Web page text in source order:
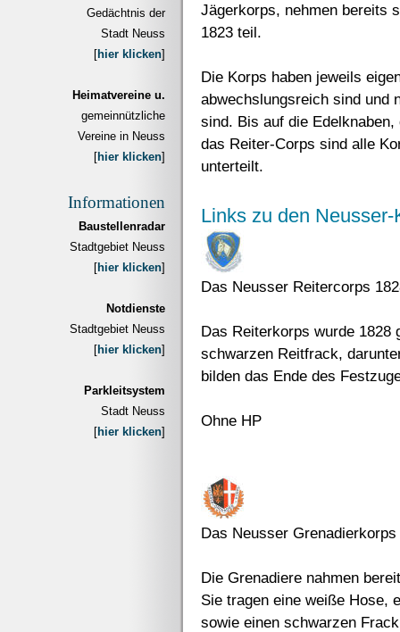
Gedächtnis der
Stadt Neuss
[hier klicken]
Heimatvereine u.
gemeinnützliche
Vereine in Neuss
[hier klicken]
Informationen
Baustellenradar
Stadtgebiet Neuss
[hier klicken]
Notdienste
Stadtgebiet Neuss
[hier klicken]
Parkleitsystem
Stadt Neuss
[hier klicken]
Jägerkorps, nehmen bereits
1823 teil.
Die Korps haben jeweils
abwechslungsreich sind und
sind. Bis auf die
das Reiter-Corps sind alle
unterteilt.
Links zu den Neusser-
Das Neusser Reitercorps
Das Reiterkorps wurde 1828
schwarzen Reitfrack,
bilden das Ende des
Ohne HP
Das Neusser
Die Grenadiere nahmen
Sie tragen eine weiße Hose,
sowie einen schwarzen